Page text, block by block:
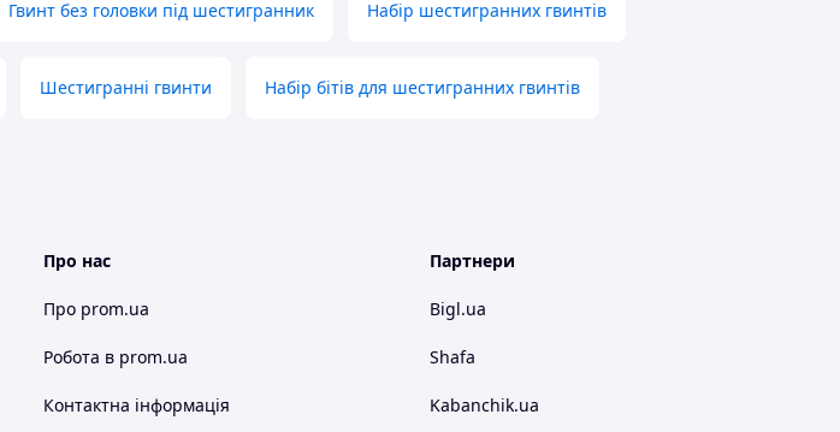
Гвинт без головки під шестигранник Набір шестигранних гвинтів
Шестигранні гвинти Набір бітів для шестигранних гвинтів
Про нас
Про prom.ua
Робота в prom.ua
Контактна інформація
Партнери
Bigl.ua
Shafa
Kabanchik.ua